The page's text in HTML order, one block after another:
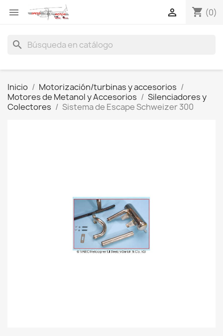
 shopping_cart (0)

search
Inicio
Motorización/turbinas y accesorios
Motores de Metanol y Accesorios
Silenciadores y
Colectores
Sistema de Escape Schweizer 300